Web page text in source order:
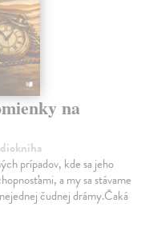
na
prípadov, kde sa jeho
a my sa stávame
čudnej drámy.Čaká